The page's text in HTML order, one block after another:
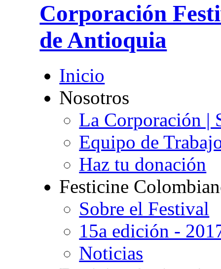
Corporación
de Antioquia
Inicio
Nosotros
La Corporación |
Equipo de
Haz tu donación
Festicine
Sobre el Festival
15a edición -
Noticias